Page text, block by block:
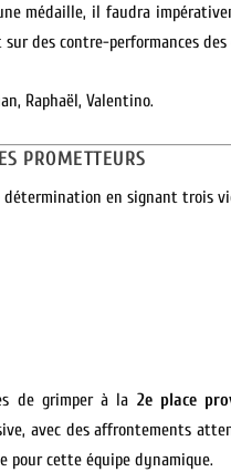
médaille, il faudra
des contre-performances
Raphaël, Valentino.
PROMETTEURS
détermination en signant trois
de grimper à la 2e place
avec des affrontements
pour cette équipe dynamique.